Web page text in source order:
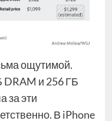
ощутимой.
DRAM и 256 ГБ
за эти
В iPhone